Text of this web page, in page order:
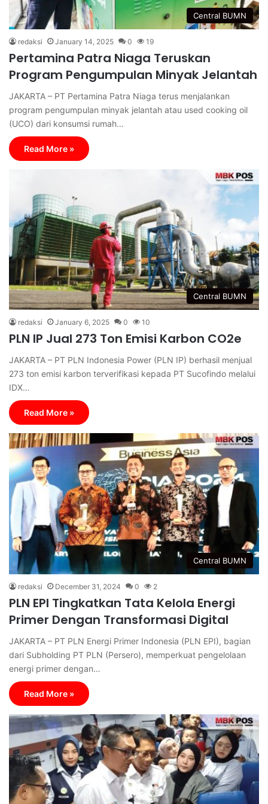
Central BUMN
redaksi January 14, 2025 0 19
Pertamina Patra Niaga Teruskan
Program Pengumpulan Minyak Jelantah
JAKARTA – PT Pertamina Patra Niaga terus menjalankan
program pengumpulan minyak jelantah atau used cooking oil
(UCO) dari konsumsi rumah…
Read More »
Central BUMN
redaksi January 6, 2025 0 10
PLN IP Jual 273 Ton Emisi Karbon CO2e
JAKARTA – PT PLN Indonesia Power (PLN IP) berhasil menjual
273 ton emisi karbon terverifikasi kepada PT Sucofindo melalui
IDX…
Read More »
Central BUMN
redaksi December 31, 2024 0 2
PLN EPI Tingkatkan Tata Kelola Energi
Primer Dengan Transformasi Digital
JAKARTA – PT PLN Energi Primer Indonesia (PLN EPI), bagian
dari Subholding PT PLN (Persero), memperkuat pengelolaan
energi primer dengan…
Read More »